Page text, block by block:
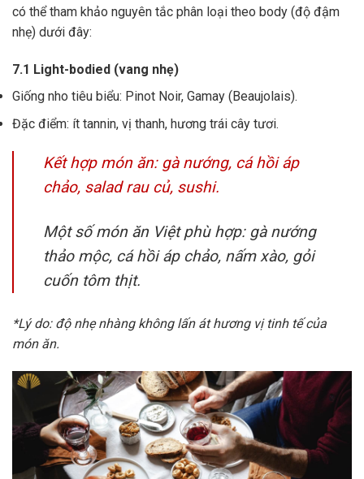
có thể tham khảo nguyên tắc phân loại theo body (độ đậm
nhẹ) dưới đây:
7.1 Light-bodied (vang nhẹ)
Giống nho tiêu biểu: Pinot Noir, Gamay (Beaujolais).
Đặc điểm: ít tannin, vị thanh, hương trái cây tươi.
Kết hợp món ăn: gà nướng, cá hồi áp
chảo, salad rau củ, sushi.
Một số món ăn Việt phù hợp: gà nướng
thảo mộc, cá hồi áp chảo, nấm xào, gỏi
cuốn tôm thịt.
*Lý do: độ nhẹ nhàng không lấn át hương vị tinh tế của
món ăn.